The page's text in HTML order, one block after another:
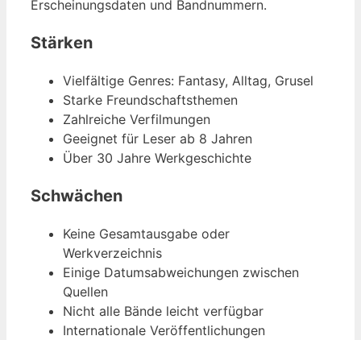
Erscheinungsdaten und Bandnummern.
Stärken
Vielfältige Genres: Fantasy, Alltag, Grusel
Starke Freundschaftsthemen
Zahlreiche Verfilmungen
Geeignet für Leser ab 8 Jahren
Über 30 Jahre Werkgeschichte
Schwächen
Keine Gesamtausgabe oder
Werkverzeichnis
Einige Datumsabweichungen zwischen
Quellen
Nicht alle Bände leicht verfügbar
Internationale Veröffentlichungen